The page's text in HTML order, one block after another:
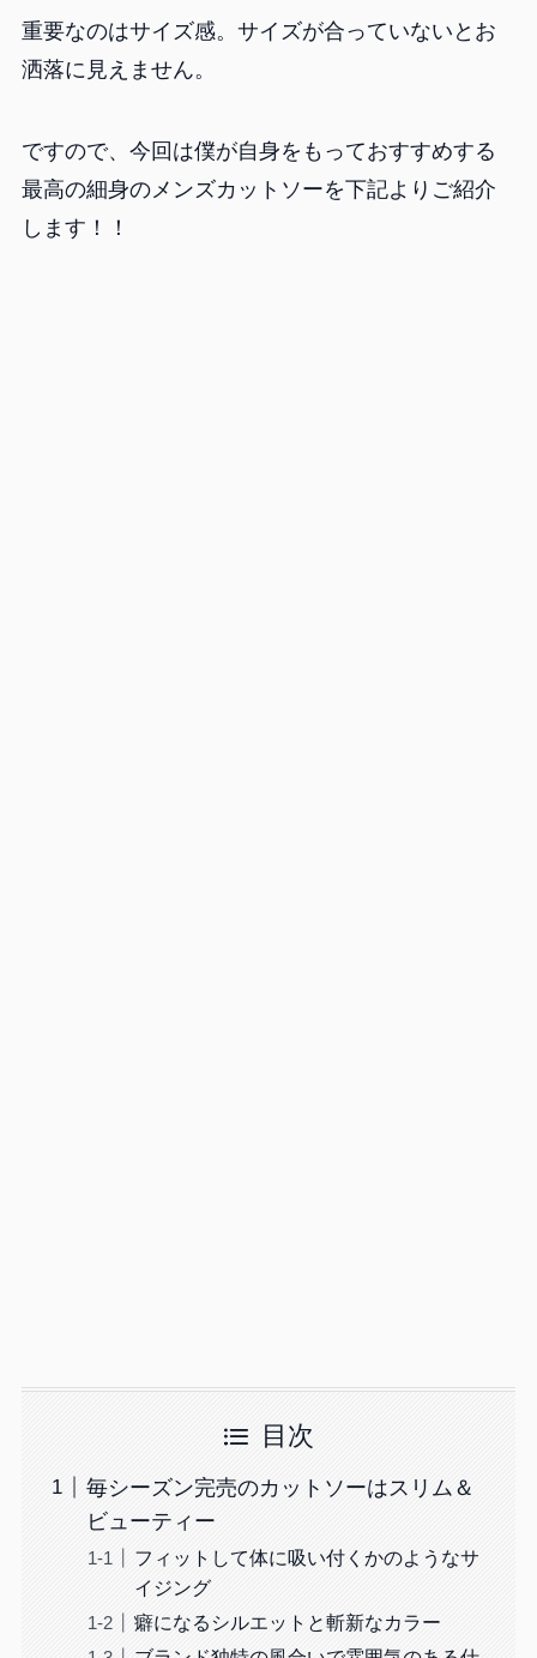
重要なのはサイズ感。サイズが合っていないとお
洒落に見えません。
ですので、今回は僕が自身をもっておすすめする
最高の細身のメンズカットソーを下記よりご紹介
します！！
目次
毎シーズン完売のカットソーはスリム＆
ビューティー
フィットして体に吸い付くかのようなサ
イジング
癖になるシルエットと斬新なカラー